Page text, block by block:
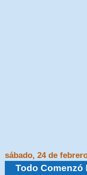
sábado, 24 de
Todo Comenzó